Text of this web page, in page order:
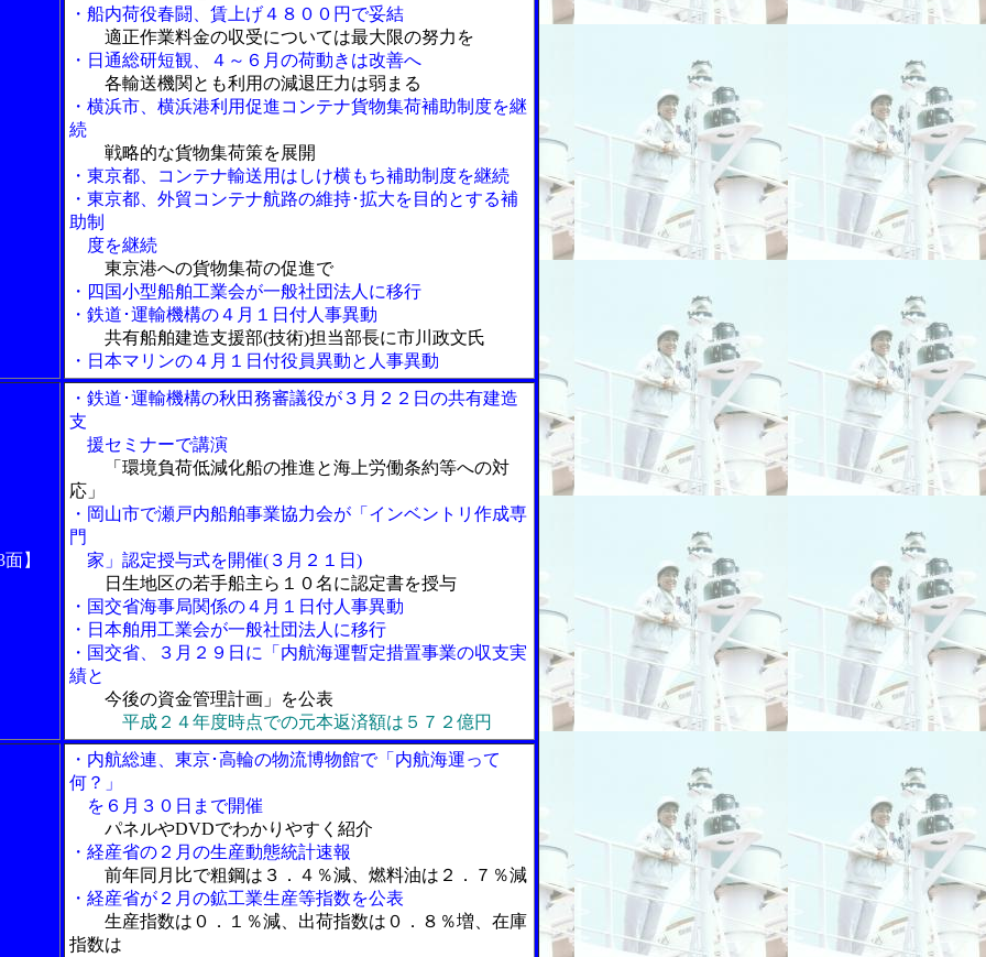
・船内荷役春闘、賃上げ４８００円で妥結
適正作業料金の収受については最大限の努力を
・日通総研短観、４～６月の荷動きは改善へ
各輸送機関とも利用の減退圧力は弱まる
・横浜市、横浜港利用促進コンテナ貨物集荷補助制度を継
続
戦略的な貨物集荷策を展開
・東京都、コンテナ輸送用はしけ横もち補助制度を継続
・東京都、外貿コンテナ航路の維持･拡大を目的とする補
助制
度を継続
東京港への貨物集荷の促進で
・四国小型船舶工業会が一般社団法人に移行
・鉄道･運輸機構の４月１日付人事異動
共有船舶建造支援部(技術)担当部長に市川政文氏
・日本マリンの４月１日付役員異動と人事異動
】
・鉄道･運輸機構の秋田務審議役が３月２２日の共有建造
支
援セミナーで講演
「環境負荷低減化船の推進と海上労働条約等への対
応」
・岡山市で瀬戸内船舶事業協力会が「インベントリ作成専
門
家」認定授与式を開催(３月２１日)
日生地区の若手船主ら１０名に認定書を授与
・国交省海事局関係の４月１日付人事異動
・日本舶用工業会が一般社団法人に移行
・国交省、３月２９日に「内航海運暫定措置事業の収支実
績と
今後の資金管理計画」を公表
平成２４年度時点での元本返済額は５７２億円
・内航総連、東京･高輪の物流博物館で「内航海運って
何？」
を６月３０日まで開催
パネルやDVDでわかりやすく紹介
・経産省の２月の生産動態統計速報
前年同月比で粗鋼は３．４％減、燃料油は２．７％減
・経産省が２月の鉱工業生産等指数を公表
生産指数は０．１％減、出荷指数は０．８％増、在庫
指数は